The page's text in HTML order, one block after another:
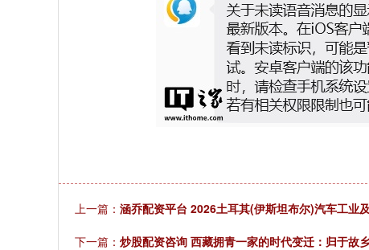
上一篇： 涵乔配资平台 2026土耳其(伊斯坦布尔)汽车工
下一篇： 炒股配资咨询 西藏拥青一家的时代变迁：归于故